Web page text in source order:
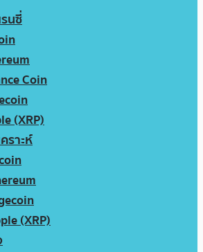
นซี่
Coin
(XRP)
ราะห์
(XRP)